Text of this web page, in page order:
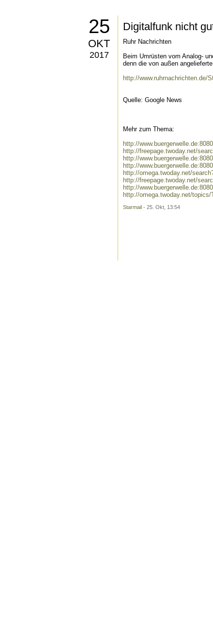
25
OKT
2017
Digitalfunk nicht
Ruhr Nachrichten
Beim Umrüsten vom Analog-
denn die von außen
http://www.ruhrnachrichten.de/
Quelle: Google News
Mehr zum Thema:
http://
http://freepage.twoday.net/
http://
http://
http://omega.twoday.net/
http://freepage.twoday.net/
http://
http://omega.twoday.net/topics/
Starmail - 25. Okt, 13:54